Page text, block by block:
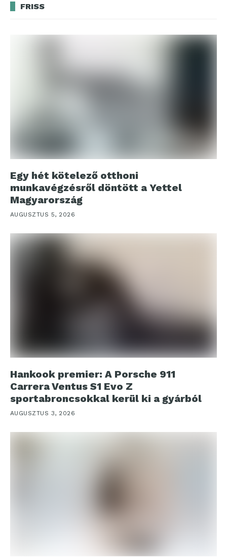
FRISS
Egy hét kötelező otthoni
munkavégzésről döntött a Yettel
Magyarország
AUGUSZTUS 5, 2026
Hankook premier: A Porsche 911
Carrera Ventus S1 Evo Z
sportabroncsokkal kerül ki a gyárból
AUGUSZTUS 3, 2026